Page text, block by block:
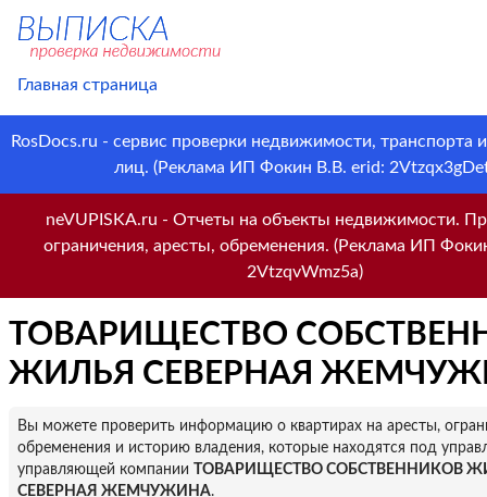
Главная страница
RosDocs.ru - сервис проверки недвижимости, транспорта
лиц. (Реклама ИП Фокин В.В. erid:
neVUPISKA.ru - Отчеты на объекты недвижимости.
ограничения, аресты, обременения. (Реклама ИП
2VtzqvWmz5a)
ТОВАРИЩЕСТВО
ЖИЛЬЯ СЕВЕРНАЯ
Вы можете проверить информацию о квартирах на аресты,
обременения и историю владения, которые находятся под
управляющей компании
ТОВАРИЩЕСТВО СОБСТВЕННИКОВ
СЕВЕРНАЯ ЖЕМЧУЖИНА.